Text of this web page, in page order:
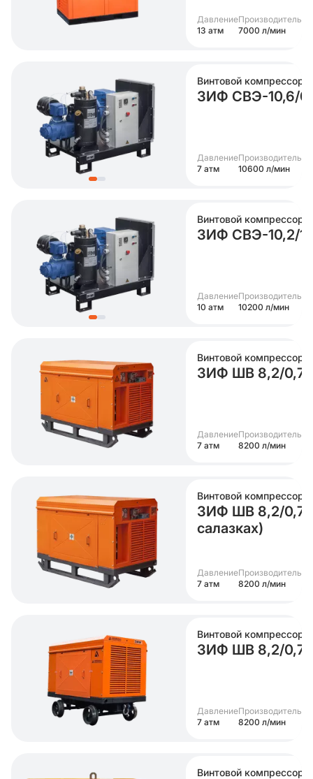
Давление
13 атм
7000 л/мин
Винтовой компрессор
ЗИФ СВЭ-10,6/
Давление
7 атм
10600 л/мин
Винтовой компрессор
ЗИФ СВЭ-10,2/
Давление
10 атм
10200 л/мин
Винтовой компрессор
ЗИФ ШВ 8,2/0,7
Давление
7 атм
8200 л/мин
Винтовой компрессор
ЗИФ ШВ 8,2/0,7
салазках)
Давление
7 атм
8200 л/мин
Винтовой компрессор
ЗИФ ШВ 8,2/0,7
Давление
7 атм
8200 л/мин
Винтовой компрессор